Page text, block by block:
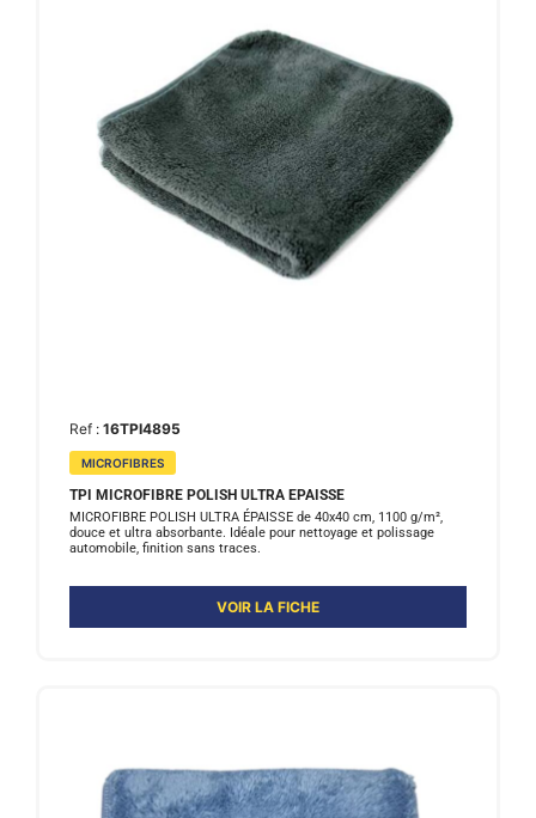
Ref : 16TPI4895
MICROFIBRES
TPI MICROFIBRE POLISH ULTRA EPAISSE
MICROFIBRE POLISH ULTRA ÉPAISSE de 40x40 cm, 1100 g/m²,
douce et ultra absorbante. Idéale pour nettoyage et polissage
automobile, finition sans traces.
VOIR LA FICHE